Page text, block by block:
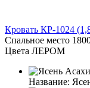
Кровать КР-1024
Спальное место
Цвета ЛЕРОМ
Название: